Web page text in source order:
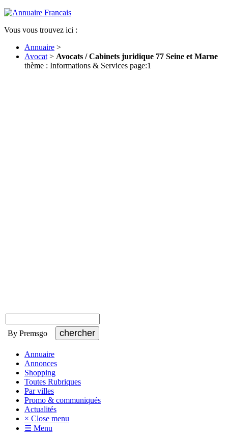
Vous vous trouvez ici :
Annuaire >
Avocat > Avocats / Cabinets juridique 77 Seine et Marne
thème : Informations & Services page:1
By Premsgo
Annuaire
Annonces
Shopping
Toutes Rubriques
Par villes
Promo & communiqués
Actualités
× Close menu
☰ Menu